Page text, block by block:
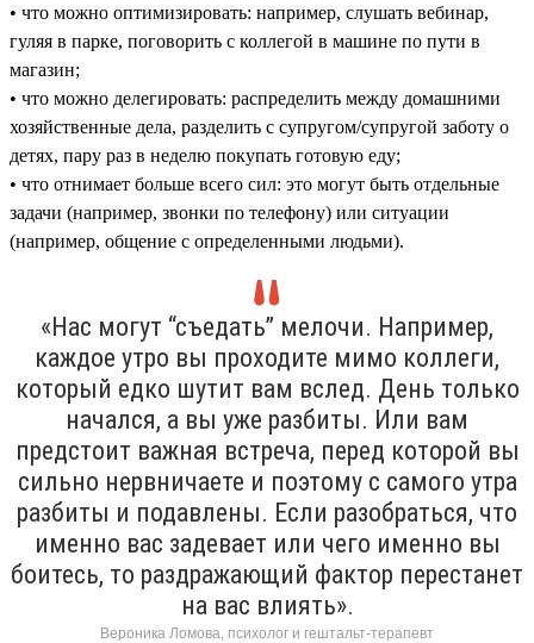
• что можно оптимизировать: например, слушать вебинар,
гуляя в парке, поговорить с коллегой в машине по пути в
магазин;
• что можно делегировать: распределить между домашними
хозяйственные дела, разделить с супругом/супругой заботу о
детях, пару раз в неделю покупать готовую еду;
• что отнимает больше всего сил: это могут быть отдельные
задачи (например, звонки по телефону) или ситуации
(например, общение с определенными людьми).
«Нас могут “съедать” мелочи. Например,
каждое утро вы проходите мимо коллеги,
который едко шутит вам вслед. День только
начался, а вы уже разбиты. Или вам
предстоит важная встреча, перед которой вы
сильно нервничаете и поэтому с самого утра
разбиты и подавлены. Если разобраться, что
именно вас задевает или чего именно вы
боитесь, то раздражающий фактор перестанет
на вас влиять».
Вероника Ломова, психолог и гештальт-терапевт